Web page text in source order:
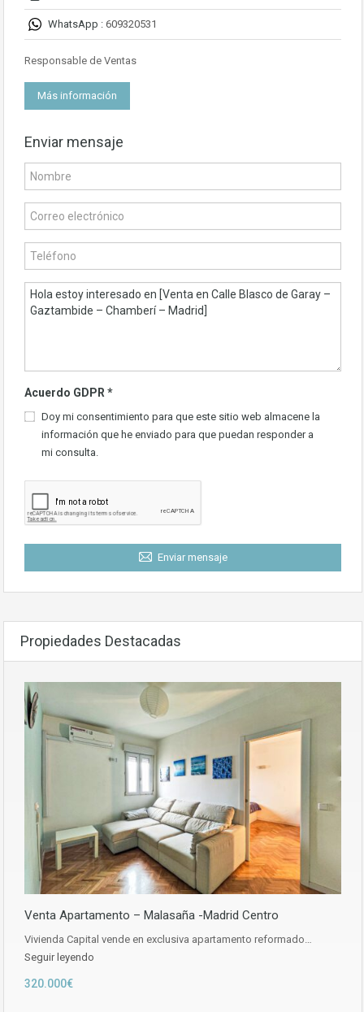
WhatsApp : 609320531
Responsable de Ventas
Más información
Enviar mensaje
Acuerdo GDPR *
Doy mi consentimiento para que este sitio web almacene la
información que he enviado para que puedan responder a
mi consulta.
Enviar mensaje
Propiedades Destacadas
Venta Apartamento – Malasaña -Madrid Centro
Vivienda Capital vende en exclusiva apartamento reformado…
Seguir leyendo
320.000€